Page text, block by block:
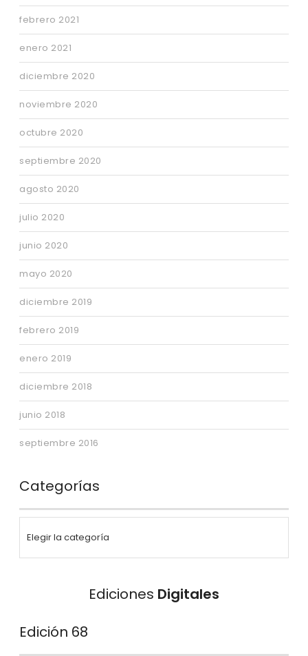
febrero 2021
enero 2021
diciembre 2020
noviembre 2020
octubre 2020
septiembre 2020
agosto 2020
julio 2020
junio 2020
mayo 2020
diciembre 2019
febrero 2019
enero 2019
diciembre 2018
junio 2018
septiembre 2016
Categorías
Ediciones Digitales
Edición 68